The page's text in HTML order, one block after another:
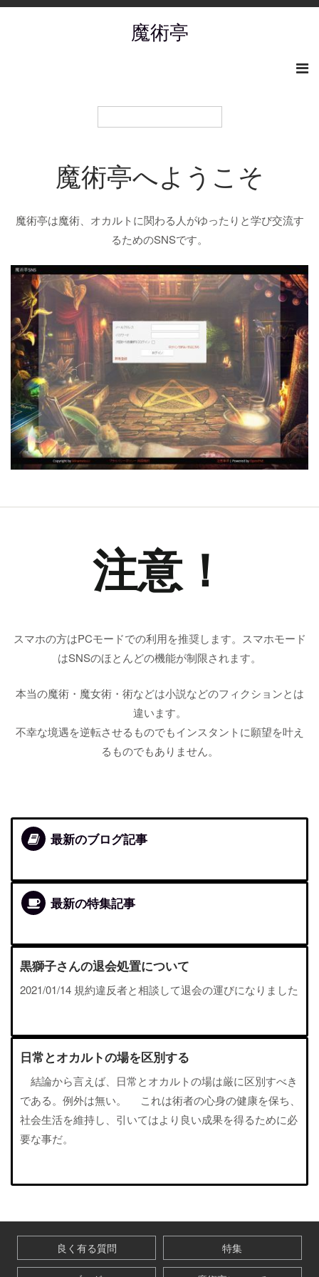
魔術亭
魔術亭へようこそ
魔術亭は魔術、オカルトに関わる人がゆったりと学び交流す
るためのSNSです。
注意！
スマホの方はPCモードでの利用を推奨します。スマホモード
はSNSのほとんどの機能が制限されます。
本当の魔術・魔女術・術などは小説などのフィクションとは
違います。
不幸な境遇を逆転させるものでもインスタントに願望を叶え
るものでもありません。
最新のブログ記事
最新の特集記事
黒獅子さんの退会処置について
2021/01/14 規約違反者と相談して退会の運びになりました
日常とオカルトの場を区別する
結論から言えば、日常とオカルトの場は厳に区別すべき
である。例外は無い。 これは術者の心身の健康を保ち、
社会生活を維持し、引いてはより良い成果を得るために必
要な事だ。
良く有る質問 特集